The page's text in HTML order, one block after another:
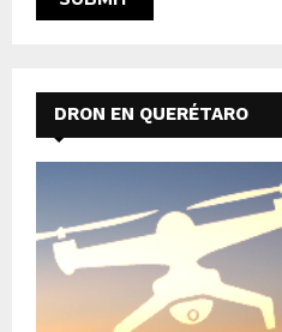
DRON EN QUERÉTARO